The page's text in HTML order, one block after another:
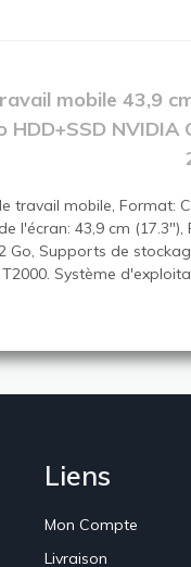
mobile 43,9
HDD+SSD
travail mobile,
l'écran: 43,9 cm
Go, Supports de
Système
Liens
Mon Compte
Livraison